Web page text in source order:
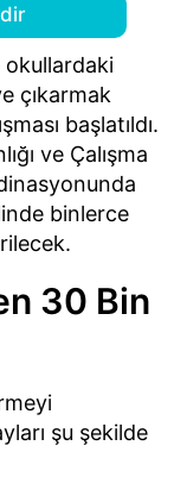
okullardaki
çıkarmak
başlatıldı.
ve Çalışma
binlerce
30 Bin
şu şekilde